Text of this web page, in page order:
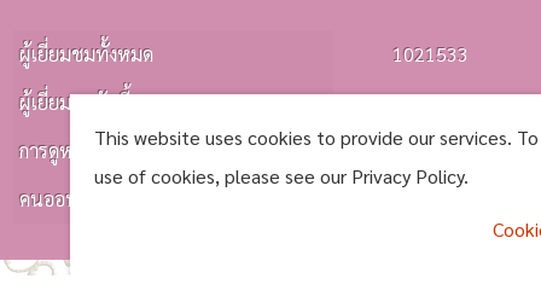
ผู้เยี่ยมชมทั้งหมด
1021533
ผู้เยี่ยมชมวันนี้
0722
การดูหน้าเว็บ
0795
คนออนไลน์
This website uses cookies to provide our services.
use of cookies, please see our Privacy Policy.